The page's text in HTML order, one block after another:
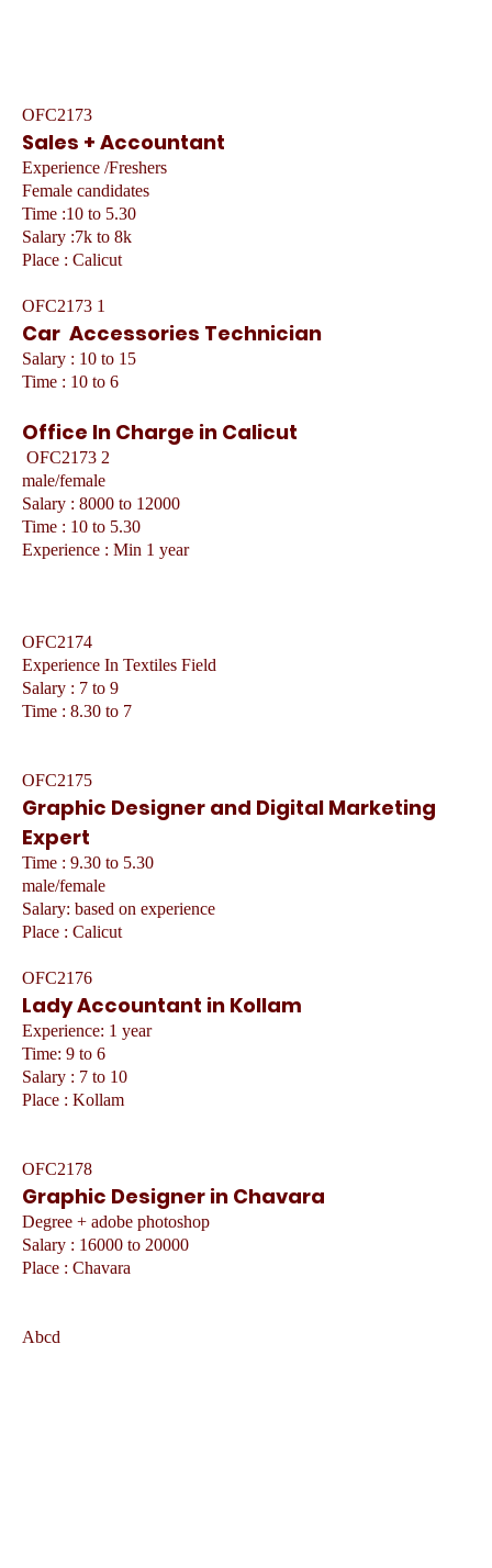
OFC2173
Sales + Accountant
Experience /Freshers
Female candidates
Time :10 to 5.30
Salary :7k to 8k
Place : Calicut
OFC2173 1
Car Accessories Technician
Salary : 10 to 15
Time : 10 to 6
Office In Charge in Calicut
OFC2173 2
male/female
Salary : 8000 to 12000
Time : 10 to 5.30
Experience : Min 1 year
OFC2174
Experience In Textiles Field
Salary : 7 to 9
Time : 8.30 to 7
OFC2175
Graphic Designer and Digital Marketing
Expert
Time : 9.30 to 5.30
male/female
Salary: based on experience
Place : Calicut
OFC2176
Lady Accountant in Kollam
Experience: 1 year
Time: 9 to 6
Salary : 7 to 10
Place : Kollam
OFC2178
Graphic Designer in Chavara
Degree + adobe photoshop
Salary : 16000 to 20000
Place : Chavara
Abcd